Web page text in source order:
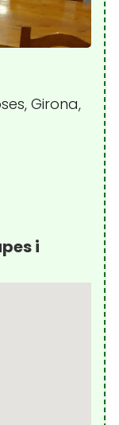
Girona,
i